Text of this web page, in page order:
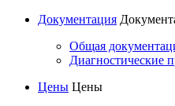
Документация
Общая
Диагностические
Цены Цены